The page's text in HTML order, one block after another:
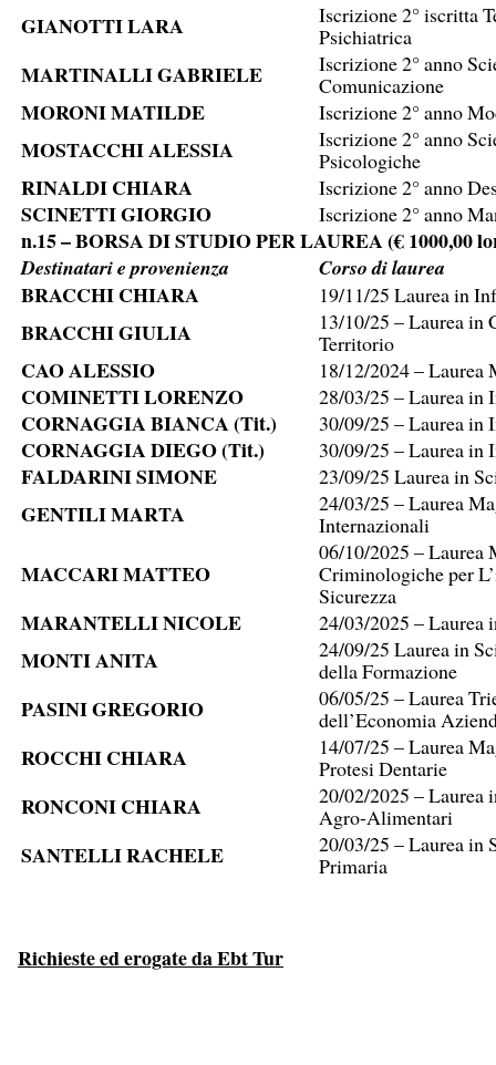
GIANOTTI LARA
Iscrizione 2° iscritta
Psichiatrica
MARTINALLI GABRIELE
Iscrizione 2° anno
Comunicazione
MORONI MATILDE Iscrizione 2° anno
MOSTACCHI ALESSIA
Iscrizione 2° anno
Psicologiche
RINALDI CHIARA Iscrizione 2° anno
SCINETTI GIORGIO Iscrizione 2° anno
n.15 – BORSA DI STUDIO PER LAUREA (€ 1000,00
Destinatari e provenienza Corso di laurea
BRACCHI CHIARA 19/11/25 Laurea in
BRACCHI GIULIA
13/10/25 – Laurea in
Territorio
CAO ALESSIO 18/12/2024 – Laurea
COMINETTI LORENZO 28/03/25 – Laurea in
CORNAGGIA BIANCA (Tit.) 30/09/25 – Laurea in
CORNAGGIA DIEGO (Tit.) 30/09/25 – Laurea in
FALDARINI SIMONE 23/09/25 Laurea in
GENTILI MARTA
24/03/25 – Laurea
Internazionali
MACCARI MATTEO
06/10/2025 – Laurea
Criminologiche per
Sicurezza
MARANTELLI NICOLE 24/03/2025 – Laurea
MONTI ANITA
24/09/25 Laurea in
della Formazione
PASINI GREGORIO
06/05/25 – Laurea
dell’Economia
ROCCHI CHIARA
14/07/25 – Laurea
Protesi Dentarie
RONCONI CHIARA
20/02/2025 – Laurea
Agro-Alimentari
SANTELLI RACHELE
20/03/25 – Laurea in
Primaria
Richieste ed erogate da Ebt Tur